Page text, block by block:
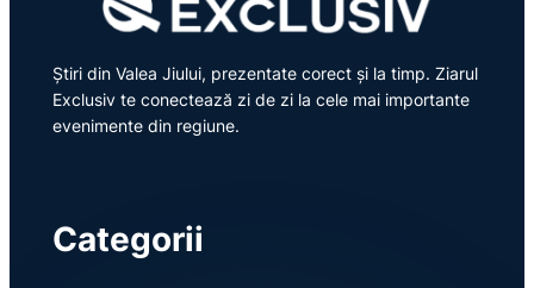
Știri din Valea Jiului, prezentate corect și la timp. Ziarul
Exclusiv te conectează zi de zi la cele mai importante
evenimente din regiune.
Categorii